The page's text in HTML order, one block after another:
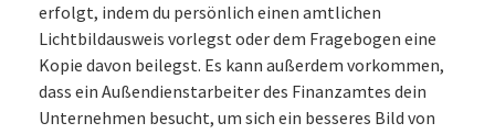
erfolgt, indem du persönlich einen amtlichen
Lichtbildausweis vorlegst oder dem Fragebogen eine
Kopie davon beilegst. Es kann außerdem vorkommen,
dass ein Außendienstarbeiter des Finanzamtes dein
Unternehmen besucht, um sich ein besseres Bild von